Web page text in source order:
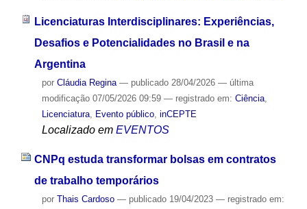
Licenciaturas Interdisciplinares: Experiências,
Desafios e Potencialidades no Brasil e na
Argentina
por Cláudia Regina — publicado28/04/2026 — última
modificação07/05/2026 09:59 — registrado em: Ciência,
Licenciatura, Evento público, inCEPTE
Localizado em EVENTOS
CNPq estuda transformar bolsas em contratos
de trabalho temporários
por Thais Cardoso — publicado19/04/2023 — registrado em: